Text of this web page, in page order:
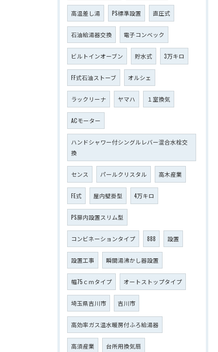
高温差し湯 PS標準設置 直圧式
石油給湯器交換 電子コンベック
ビルトインオーブン 貯水式 3万キロ
FF式石油ストーブ オルシェ
ラックリーナ ヤマハ １室換気
ACモーター
ハンドシャワー付シングルレバー混合水栓交
換
センス パールクリスタル 高木産業
FE式 屋内壁掛型 4万キロ
PS扉内設置スリム型
コンビネーションタイプ 888 設置
設置工事 瞬間湯沸かし器設置
幅75ｃｍタイプ オートストップタイプ
埼玉県吉川市 吉川市
高効率ガス温水暖房付ふろ給湯器
高須産業 台所用換気扇